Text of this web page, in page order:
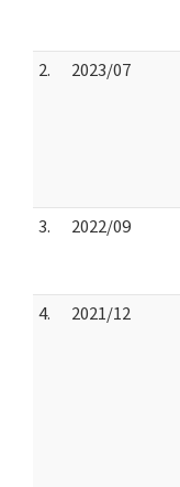
2.
2023/07
3.
2022/09
4.
2021/12